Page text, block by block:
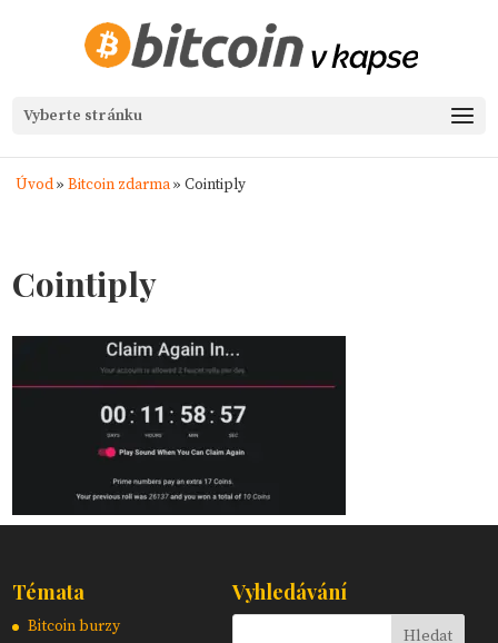
Vyberte stránku
Úvod» Bitcoin zdarma» Cointiply
Cointiply
Témata
Bitcoin burzy
Vyhledávání